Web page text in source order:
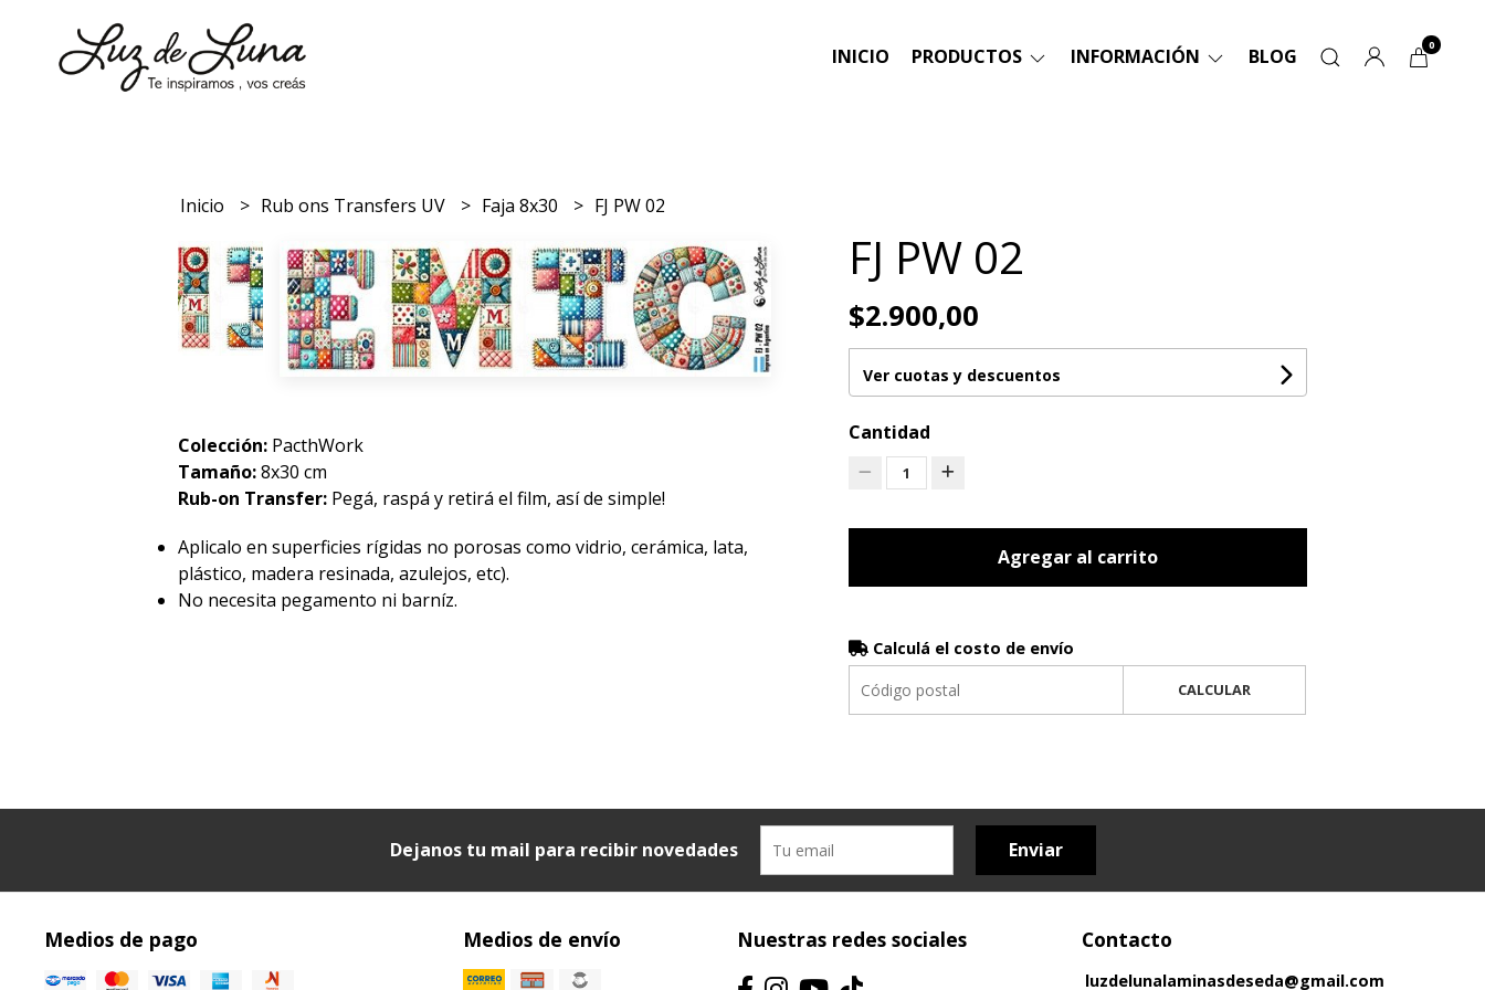
INICIO PRODUCTOS INFORMACIÓN BLOG 0
Inicio Rub ons Transfers UV Faja 8x30 FJ PW 02
Colección: PacthWork
Tamaño:8x30 cm
Rub-on Transfer: Pegá, raspá y retirá el film, así de simple!
Aplicalo en superficies rígidas no porosas como vidrio, cerámica, lata,
plástico, madera resinada, azulejos, etc).
No necesita pegamento ni barníz.
FJ PW 02
$2.900,00
Ver cuotas y descuentos
Cantidad
1
Agregar al carrito
Calculá el costo de envío
CALCULAR
Dejanos tu mail para recibir novedades Enviar
Medios de pago Medios de envío Nuestras redes sociales Contacto
luzdelunalaminasdeseda@gmail.com